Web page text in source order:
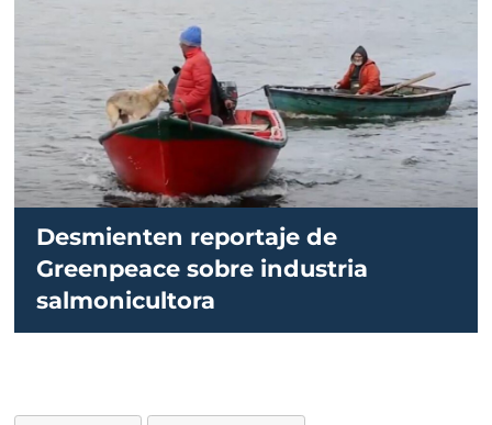
Desmienten reportaje de
Greenpeace sobre industria
salmonicultora